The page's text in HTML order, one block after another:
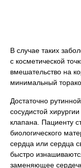
В случае таких
с косметической
вмешательство на
минимальный
Достаточно
сосудистой
клапана. Пациенту
биологического
сердца или сердца
быстро
заменяющее